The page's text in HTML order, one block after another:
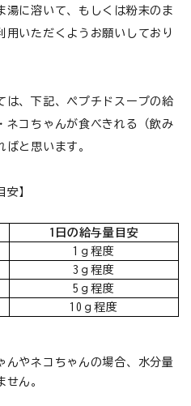
会員登録
湯に溶いて、もしくは粉末のま
用いただくようお願いしており
は、下記、ペプチドスープの給
ネコちゃんが食べきれる（飲み
ばと思います。
安】
1日の給与量目安
1ｇ程度
3ｇ程度
5ｇ程度
10ｇ程度
んやネコちゃんの場合、水分量
せん。